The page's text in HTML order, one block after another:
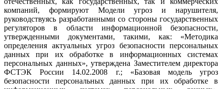
компаний, формируют Модели угроз и нарушителя,
руководствуясь разработанными со стороны государственных
регуляторов в области информационной безопасности,
утвержденными документами, такими, как: «Методика
определения актуальных угроз безопасности персональных
данных при их обработке в информационных системах
персональных данных», утверждена Заместителем директора
ФСТЭК России 14.02.2008 г.; «Базовая модель угроз
безопасности персональных данных при их обработке в